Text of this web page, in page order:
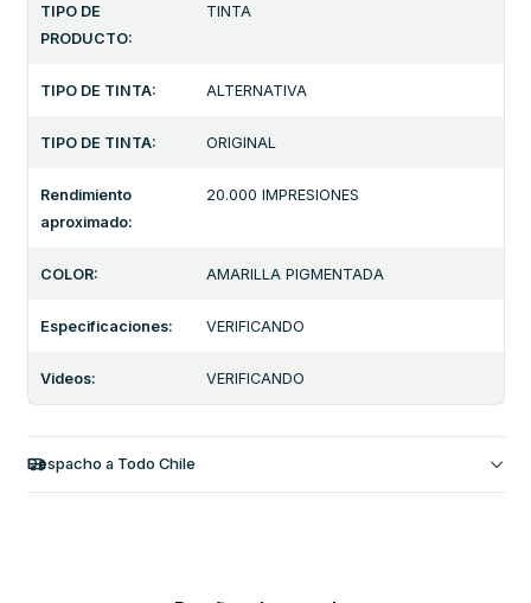
TIPO DE
PRODUCTO:
TINTA
TIPO DE TINTA: ALTERNATIVA
TIPO DE TINTA: ORIGINAL
Rendimiento
aproximado:
20.000 IMPRESIONES
COLOR: AMARILLA PIGMENTADA
Especificaciones: VERIFICANDO
Videos: VERIFICANDO
Despacho a Todo Chile